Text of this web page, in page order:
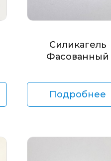
Силикагель
Фасованный
Подробнее